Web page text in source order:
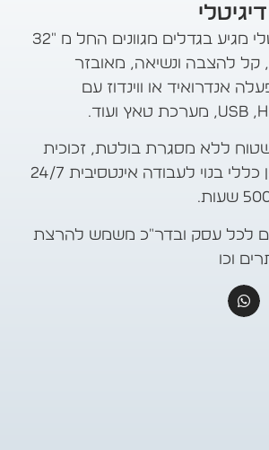
פוסטר דיגיטלי מגיע בגדלים מגוונים החל מ "32
עד גודל "65, קל להצבה ונשיאה, מאובזר
אנדרואיד או ווינדוז עם
שטוח ללא מסגרת בולטת, זכוכית
גרילה ובאופן כללי בנוי לעבודה אינטסיבית 24/7
לכל עסק ובדר"כ משמש להרצת
וכו